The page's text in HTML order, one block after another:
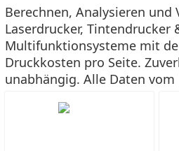
Berechnen, Analysieren und
Laserdrucker, Tintendrucker
Multifunktionsysteme mit
Druckkosten pro Seite.
unabhängig. Alle Daten